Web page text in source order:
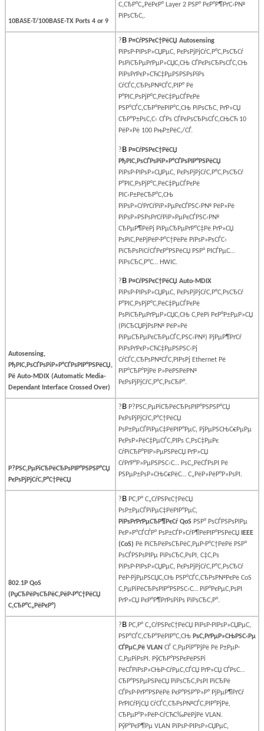
10BASE-T/100BASE-TX Ports 4 or 9
С‚СЂР°С„РёРєР° Layer 2 РЅР° РєР°Р¶РґС‹Р№
РїРѕСЂС‚.
Autosensing,
РђРІС‚РѕСЃРѕРіР»Р°СЃРѕРІР°РЅРёСЏ,
Рё Auto-MDIX (Automatic Media-
Dependant Interface Crossed Over)
?В Р¤СѓРЅРєС†РёСЏ Autosensing
РїРѕР·РІРѕР»СЏРµС‚ РєРѕРјРјСѓС‚Р°С‚РѕСЂСѓ
РѕРїСЂРµРґРµР»СЏС‚СЊ СЃРєРѕСЂРѕСЃС‚СЊ
РїРѕРґРєР»СЋС‡РµРЅРЅРѕРіРѕ
СѓСЃС‚СЂРѕР№СЃС‚РІР° Рё
Р°РІС‚РѕРјР°С‚РёС‡РµСЃРєРё
РЅР°СЃС‚СЂР°РёРІР°С‚СЊ РїРѕСЂС‚ РґР»СЏ
СЂР°Р±РѕС‚С‹ СЃРѕ СЃРєРѕСЂРѕСЃС‚СЊСЋ 10
РёР»Рё 100 РњР±РёС‚/СЃ.
? В Р¤СѓРЅРєС†РёСЏ
РђРІС‚РѕСЃРѕРіР»Р°СЃРѕРІР°РЅРёСЏ
РїРѕР·РІРѕР»СЏРµС‚ РєРѕРјРјСѓС‚Р°С‚РѕСЂСѓ
Р°РІС‚РѕРјР°С‚РёС‡РµСЃРєРё
РІС‹Р±РёСЂР°С‚СЊ
РїРѕР»СѓРґСѓРїР»РµРєСЃРЅС‹Р№ РёР»Рё
РїРѕР»РЅРѕРґСѓРїР»РµРєСЃРЅС‹Р№
СЂРµР¶РёРј РїРµСЂРµРґР°С‡Рё РґР»СЏ
РѕРїС‚РёРјРёР·Р°С†РёРё РїРѕР»РѕСЃС‹
РїСЂРѕРїСѓСЃРєР°РЅРёСЏ РЅР° РІСЃРµС…
РїРѕСЂС‚Р°С… HWIC.
?В Р¤СѓРЅРєС†РёСЏ Auto-MDIX
РїРѕР·РІРѕР»СЏРµС‚ РєРѕРјРјСѓС‚Р°С‚РѕСЂСѓ
Р°РІС‚РѕРјР°С‚РёС‡РµСЃРєРё
РѕРїСЂРµРґРµР»СЏС‚СЊ С‚РёРї РєР°Р±РµР»СЏ
(РїСЂСЏРјРѕР№ РёР»Рё
РїРµСЂРµРєСЂРµСЃС‚РЅС‹Р№) РјРµР¶РґСѓ
РїРѕРґРєР»СЋС‡РµРЅРЅС‹Рј
СѓСЃС‚СЂРѕР№СЃС‚РІРѕРј Ethernet Рё
РїР°СЂР°РјРё Р»РёРЅРёР№
РєРѕРјРјСѓС‚Р°С‚РѕСЂР°.
Р?РЅС‚РµРіСЂРёСЂРѕРІР°РЅРЅР°СЏ
РєРѕРјРјСѓС‚Р°С†РёСЏ
?В Р?РЅС‚РµРіСЂРёСЂРѕРІР°РЅРЅР°СЏ
РєРѕРјРјСѓС‚Р°С†РёСЏ
РѕР±РµСЃРїРµС‡РёРІР°РµС‚ РјРµРЅСЊС€РµРµ
РєРѕР»РёС‡РµСЃС‚РІРѕ С‚РѕС‡РµРє
СѓРїСЂР°РІР»РµРЅРёСЏ РґР»СЏ
СѓРґР°Р»РµРЅРЅС‹С… РѕС„РёСЃРѕРІ Рё
РЅРµР±РѕР»СЊС€РёС… С„РёР»РёР°Р»РѕРІ.
802.1P QoS
(РџСЂРёРѕСЂРёС‚РёР·Р°С†РёСЏ
С‚СЂР°С„РёРєР°)
?В Р­С‚Р° С„СѓРЅРєС†РёСЏ
РѕР±РµСЃРїРµС‡РёРІР°РµС‚
РїРѕРґРґРµСЂР¶РєСѓQoS РЅР° РѕСЃРЅРѕРІРµ
РєР»Р°СЃСЃР° РѕР±СЃР»СѓР¶РёРІР°РЅРёСЏ IEEE
(CoS) Рё РїСЂРёРѕСЂРёС‚РµР·Р°С†РёРё РЅР°
РѕСЃРЅРѕРІРµ РїРѕСЂС‚РѕРІ, С‡С‚Рѕ
РїРѕР·РІРѕР»СЏРµС‚ РєРѕРјРјСѓС‚Р°С‚РѕСЂСѓ
РёР·РјРµРЅСЏС‚СЊ РЅР°СЃС‚СЂРѕР№РєРё CoS
С‚РµРіРёСЂРѕРІР°РЅРЅС‹С… РїР°РєРµС‚РѕРІ
РґР»СЏ РєР°Р¶РґРѕРіРѕ РїРѕСЂС‚Р°.
?В Р­С‚Р° С„СѓРЅРєС†РёСЏ РїРѕР·РІРѕР»СЏРµС‚
РЅР°СЃС‚СЂР°РёРІР°С‚СЊ РѕС‚РґРµР»СЊРЅС‹Рµ
СЃРµС‚Рё VLAN СЃ С‚РµРіР°РјРё Рё Р±РµР·
С‚РµРіРѕРІ. РўСЂР°РЅРєРёРЅРі
РёСЃРїРѕР»СЊР·СѓРµС‚СЃСЏ РґР»СЏ СЃРѕС…
СЂР°РЅРµРЅРёСЏ РїРѕСЂС‚РѕРІ РїСЂРё
СЃРѕР·РґР°РЅРёРё РєР°РЅР°Р»Р° РјРµР¶РґСѓ
РґРІСѓРјСЏ СѓСЃС‚СЂРѕР№СЃС‚РІР°РјРё,
СЂРµР°Р»РёР·СѓСЋС‰РёРјРё VLAN.
РўР°РєР¶Рµ VLAN РїРѕР·РІРѕР»СЏРµС‚